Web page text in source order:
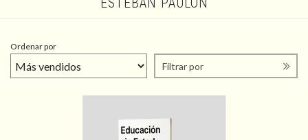
Ordenar por
Filtrar por